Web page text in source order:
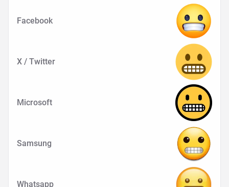
Facebook
X / Twitter
Microsoft
Samsung
Whatsapp